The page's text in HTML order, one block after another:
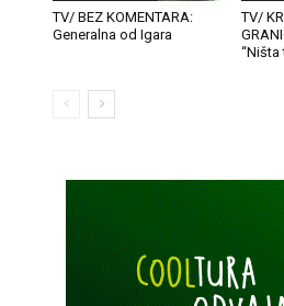
TV/ BEZ KOMENTARA:
Generalna od Igara
TV/
“Ništa